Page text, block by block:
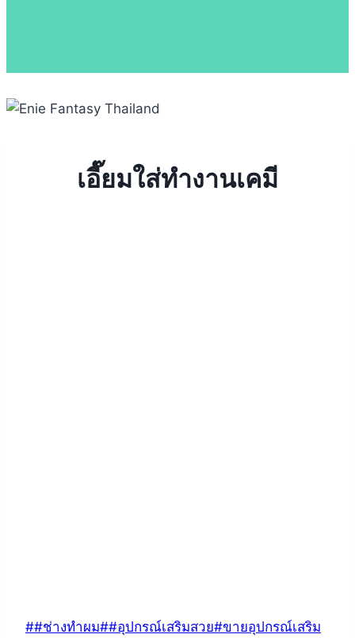
เอี๊ยมใส่ทำงานเคมี
Post
##ช่างทําผม##อุปกรณ์เสริมสวย#ขายอุปกรณ์เสริม